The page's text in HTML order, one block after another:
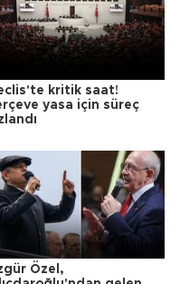
kritik saat!
yasa için süreç
Özel,